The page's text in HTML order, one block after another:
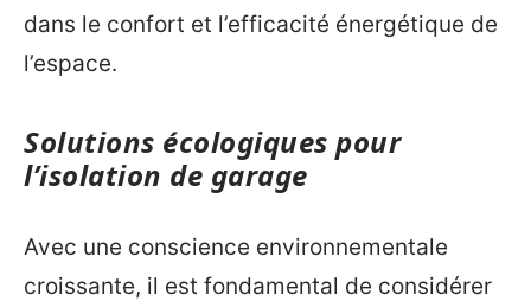
dans le confort et l’efficacité énergétique de
l’espace.
Solutions écologiques pour
l’isolation de garage
Avec une conscience environnementale
croissante, il est fondamental de considérer